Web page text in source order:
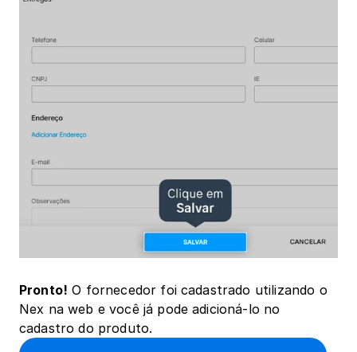
Pronto! O fornecedor foi cadastrado utilizando o
Nex na web e você já pode adicioná-lo no
cadastro do produto.